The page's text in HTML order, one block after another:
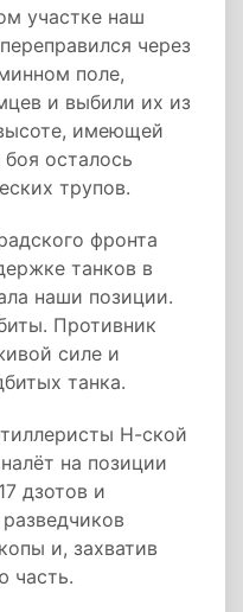
участке наш
через
поле,
и выбили их из
имеющей
осталось
трупов.
фронта
танков в
наши позиции.
Противник
силе и
танка.
Н-ской
на позиции
дзотов и
и, захватив
часть.